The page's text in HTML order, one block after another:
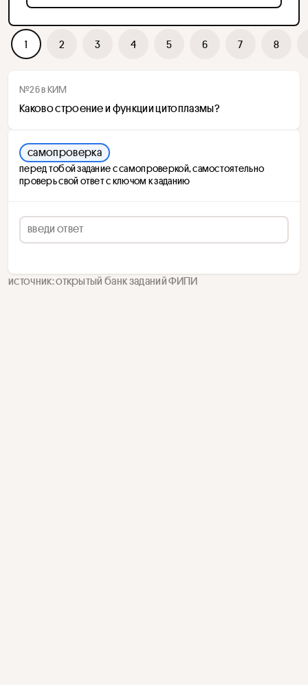
1 2 3 4 5 6 7 8
№26 в КИМ
Каково строение и функции цитоплазмы?
самопроверка
перед тобой задание с самопроверкой, самостоятельно
проверь свой ответ с ключом к заданию
источник: открытый банк заданий ФИПИ